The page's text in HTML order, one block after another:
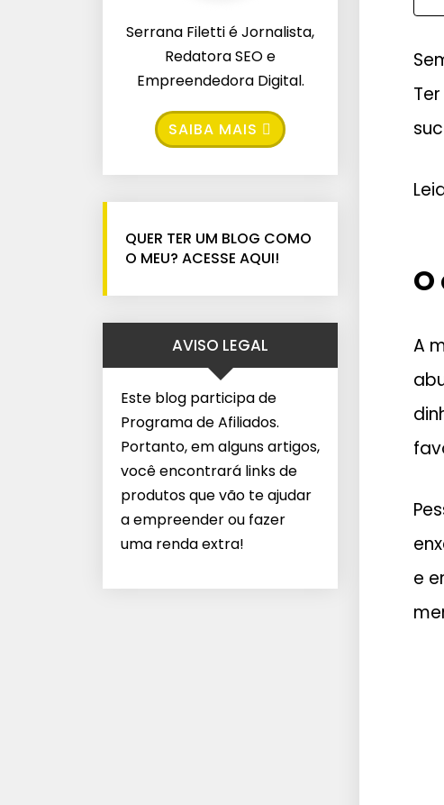
A
e
Serrana Filetti é Jornalista,
Redatora SEO e
Empreendedora Digital.
SAIBA MAIS
QUER TER UM BLOG COMO
O MEU? ACESSE AQUI!
AVISO LEGAL
Este blog participa de
Programa de Afiliados.
Portanto, em alguns artigos,
você encontrará links de
produtos que vão te ajudar
a empreender ou fazer
uma renda extra!